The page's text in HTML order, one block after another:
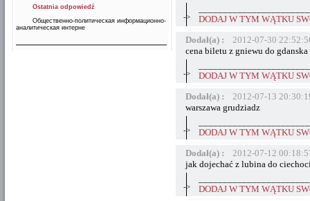
Ostatnia odpowiedź
Общественно-политическая информационно-
аналитическая интерне
->
DODAJ W TYM WĄTKU
Dodał(a) :
2012-07-30
cena biletu z gniewu do gdanska
->
DODAJ W TYM WĄTKU
Dodał(a) :
2012-07-13
warszawa grudziadz
->
DODAJ W TYM WĄTKU
Dodał(a) :
2012-07-12
jak dojechać z lubina do
->
DODAJ W TYM WĄTKU